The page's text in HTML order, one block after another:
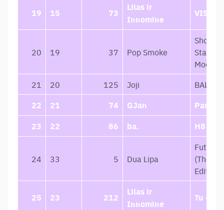
19 15 73
Lilas ir
Innomine
VISKAS
20 19 37 Pop Smoke
Shoot
Stars
Moon
21
20 125 Joji
22 21 74 GJan
23
22 86 ba. H8
24 33 5 Dua Lipa
Future
(The
Edition)
25 23 212
Lilas ir
Innomine
Tu –